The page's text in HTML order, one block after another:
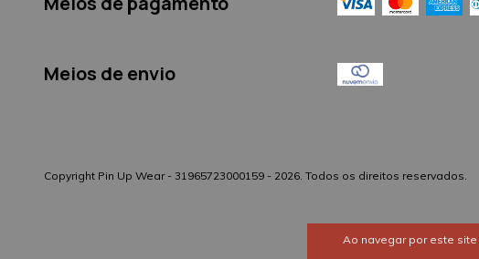
Ao navegar por este site
Meios de envio
Copyright Pin Up Wear - 31965723000159 - 2026. Todos os direitos reservados.